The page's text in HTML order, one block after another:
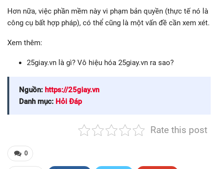
Hơn nữa, việc phần mềm này vi phạm bản quyền (thực tế nó là
công cụ bất hợp pháp), có thể cũng là một vấn đề cần xem xét.
Xem thêm:
25giay.vn là gì? Vô hiệu hóa 25giay.vn ra sao?
Nguồn: https://25giay.vn
Danh mục: Hỏi Đáp
Rate this post
0